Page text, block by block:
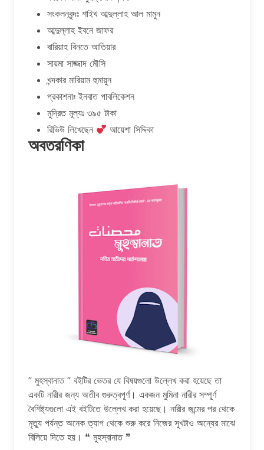
সংকলনবৃন্দঃ শাইখ আব্দুল্লাহ আল মামুন
আব্দুল্লাহ ইবনে জাফর
বারিয়াহ বিনতে আতিয়ার
সায়মা সাজ্জাদ মৌসি
খন্দকার মারিয়াম হুমায়ুন
প্রকাশনাঃ ইনবাত পাবলিকেশন
মুদ্রিত মূল্যঃ ৩৯৫ টাকা
রিভিউ লিখেছেন
আয়েশা সিদ্দিকা
অবতরণিকা
” মুহস্বানাত ” বইটির ভেতর যে বিষয়গুলো উল্লেখ করা হয়েছে তা
একটি নারীর জন্য অতীব গুরুত্বপূর্ণ। একজন মুমিনা নারীর সম্পূর্ণ
বৈশিষ্ট্যগুলো এই বইটিতে উল্লেখ করা হয়েছে। নারীর জন্মের পর থেকে
মৃত্যু পর্যন্ত অনেক ত্যাগ থেকে শুরু করে নিজের সুখটাও অন্যের মাঝে
বিলিয়ে দিতে হয়। ❝ মুহস্বানাত ❞